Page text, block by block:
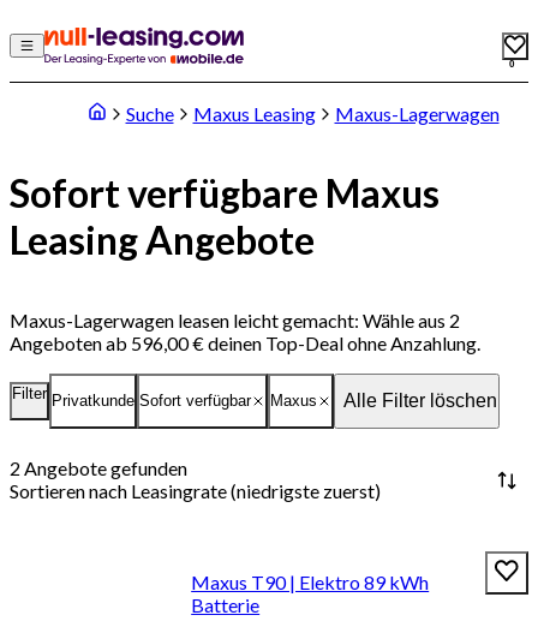
0
Suche Maxus Leasing Maxus-Lagerwagen
Sofort verfügbare Maxus
Leasing Angebote
Maxus-Lagerwagen leasen leicht gemacht: Wähle aus 2
Angeboten ab 596,00 € deinen Top-Deal ohne Anzahlung.
Filter Privatkunde Sofort verfügbar Maxus Alle Filter löschen
2 Angebote gefunden
Sortieren nach Leasingrate (niedrigste zuerst)
Maxus T90 | Elektro 89 kWh
Batterie